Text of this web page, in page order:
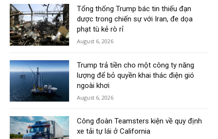
Tổng thống Trump bác tin thiếu đạn
dược trong chiến sự với Iran, đe dọa
phạt tù kẻ rò rỉ
August 6, 2026
Trump trả tiền cho một công ty năng
lượng để bỏ quyền khai thác điện gió
ngoài khơi
August 6, 2026
Công đoàn Teamsters kiện về quy định
xe tải tự lái ở California